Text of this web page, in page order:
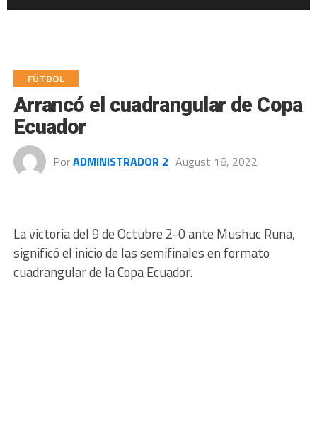
FÚTBOL
Arrancó el cuadrangular de Copa
Ecuador
PorADMINISTRADOR 2 August 18, 2022
La victoria del 9 de Octubre 2-0 ante Mushuc Runa,
significó el inicio de las semifinales en formato
cuadrangular de la Copa Ecuador.